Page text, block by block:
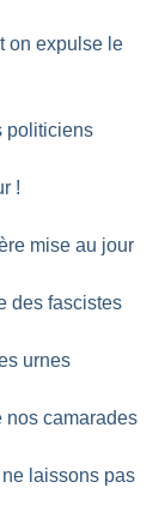
on expulse le
politiciens
!
mise au jour
des fascistes
urnes
nos camarades
laissons pas